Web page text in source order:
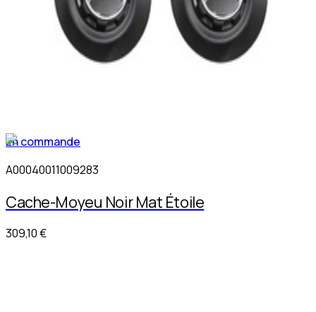
En commande
A00040011009283
Cache-Moyeu Noir Mat Étoile
309,10 €